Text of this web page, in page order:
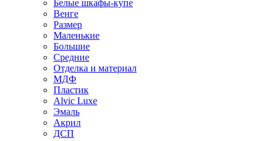
Белые шкафы-купе
Венге
Размер
Маленькие
Большие
Средние
Отделка и материал
МДФ
Пластик
Alvic Luxe
Эмаль
Акрил
ДСП